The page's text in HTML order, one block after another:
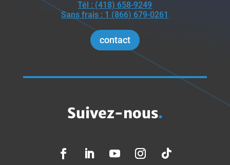
Tél : (418) 658-9249
Sans frais : 1 (866) 679-0261
contact
Suivez-nous.